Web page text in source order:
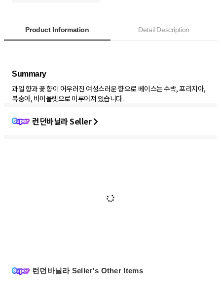
Product Information Detail Description
Summary
과일 향과 꽃 향이 어우러진 여성스러운 향으로 베이스는 수박, 프리지아,
복숭아, 바이올렛으로 이루어져 있습니다.
런던바닐라 Seller
런던바닐라 Seller's Other Items